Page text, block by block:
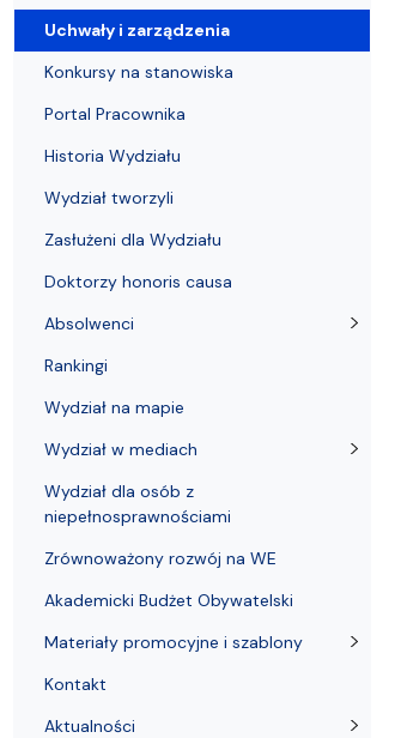
Uchwały i zarządzenia
Konkursy na stanowiska
Portal Pracownika
Historia Wydziału
Wydział tworzyli
Zasłużeni dla Wydziału
Doktorzy honoris causa
Absolwenci
Rankingi
Wydział na mapie
Wydział w mediach
Wydział dla osób z
niepełnosprawnościami
Zrównoważony rozwój na WE
Akademicki Budżet Obywatelski
Materiały promocyjne i szablony
Kontakt
Aktualności